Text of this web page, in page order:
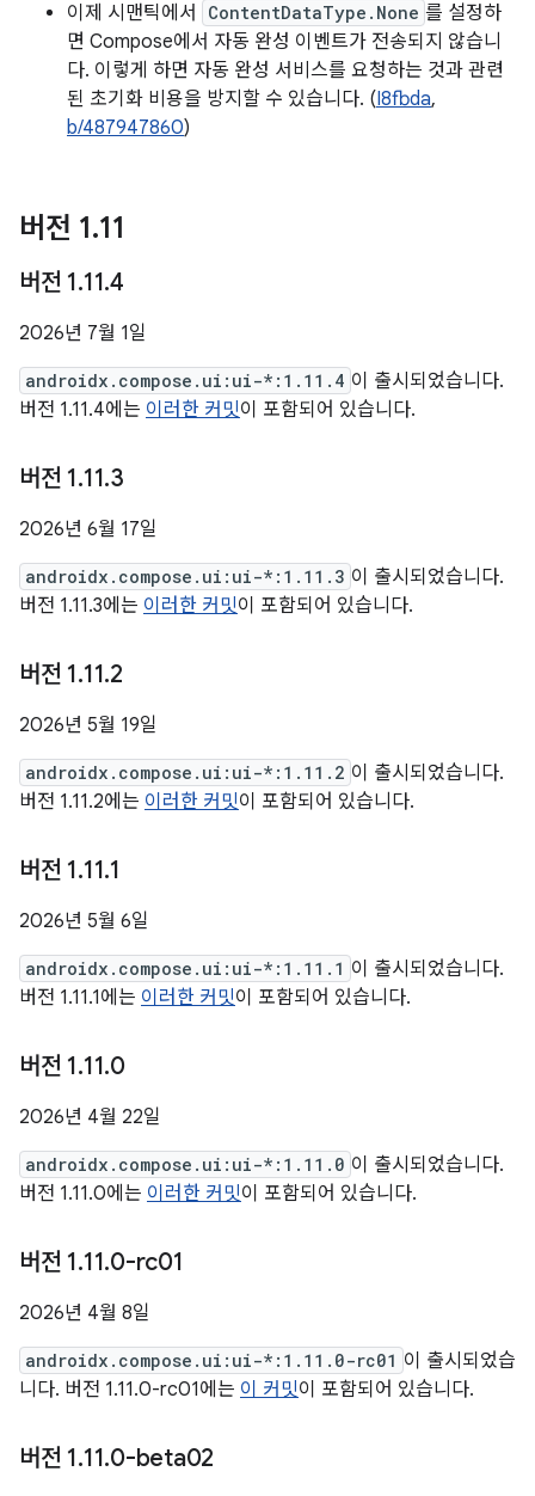
이제 시맨틱에서
ContentDataType.None 를 설정하
면 Compose에서 자동 완성 이벤트가 전송되지 않습니
다. 이렇게 하면 자동 완성 서비스를 요청하는 것과 관련
된 초기화 비용을 방지할 수 있습니다. (I8fbda,
b/487947860)
버전 1.11
버전 1.11.4
2026년 7월 1일
androidx.compose.ui:ui-*:1.11.4 이 출시되었습니다.
버전 1.11.4에는 이러한 커밋이 포함되어 있습니다.
버전 1.11.3
2026년 6월 17일
androidx.compose.ui:ui-*:1.11.3 이 출시되었습니다.
버전 1.11.3에는 이러한 커밋이 포함되어 있습니다.
버전 1.11.2
2026년 5월 19일
androidx.compose.ui:ui-*:1.11.2 이 출시되었습니다.
버전 1.11.2에는 이러한 커밋이 포함되어 있습니다.
버전 1.11.1
2026년 5월 6일
androidx.compose.ui:ui-*:1.11.1 이 출시되었습니다.
버전 1.11.1에는 이러한 커밋이 포함되어 있습니다.
버전 1.11.0
2026년 4월 22일
androidx.compose.ui:ui-*:1.11.0 이 출시되었습니다.
버전 1.11.0에는 이러한 커밋이 포함되어 있습니다.
버전 1.11.0-rc01
2026년 4월 8일
androidx.compose.ui:ui-*:1.11.0-rc01 이 출시되었습
니다. 버전 1.11.0-rc01에는 이 커밋이 포함되어 있습니다.
버전 1.11.0-beta02